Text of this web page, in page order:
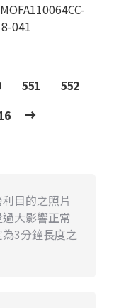
041
551
552
目的之照片
大影響正常
3分鐘長度之